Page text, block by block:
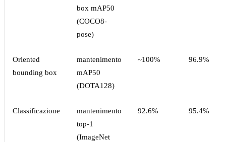
box mAP50
(COCO8-
pose)
Oriented
bounding box
mantenimento
mAP50
(DOTA128)
~100% 96.9%
Classificazione
mantenimento
top-1
(ImageNet
92.6% 95.4%